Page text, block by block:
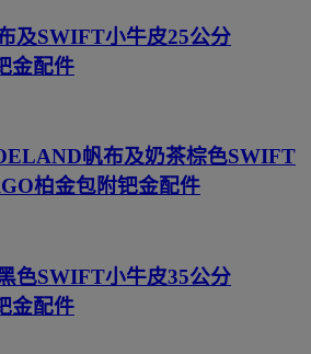
及SWIFT小牛皮25公分
金配件
帆布及奶茶棕色SWIFT
柏金包附钯金配件
色SWIFT小牛皮35公分
金配件